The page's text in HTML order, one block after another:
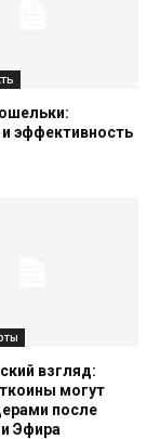
эффективность
взгляд:
могут
после
Эфира